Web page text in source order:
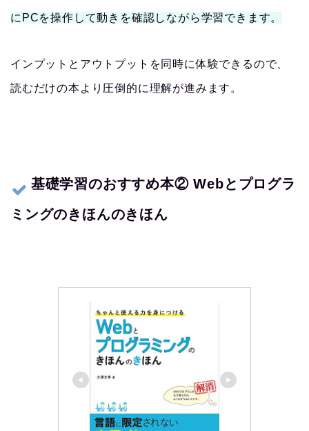
にPCを操作して動きを確認しながら学習できます。
インプットとアウトプットを同時に体験できるので、
読むだけの本より圧倒的に理解が進みます。
基礎学習のおすすめ本② Webとプログラ
ミングのきほんのきほん